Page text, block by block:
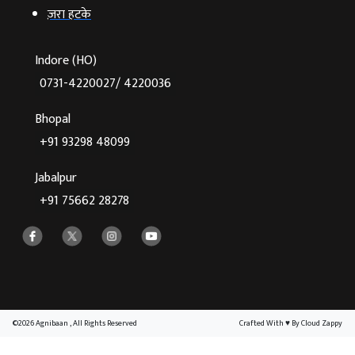
ज़रा हटके
Indore (HO)
0731-4220027/ 4220036
Bhopal
+91 93298 48099
Jabalpur
+91 75662 28278
©2026 Agnibaan , All Rights Reserved Crafted With♥By Cloud Zappy